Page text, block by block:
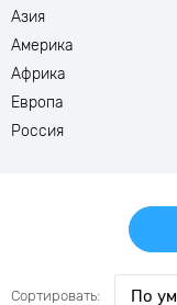
Азия
Америка
Африка
Европа
Россия
Сортировать: